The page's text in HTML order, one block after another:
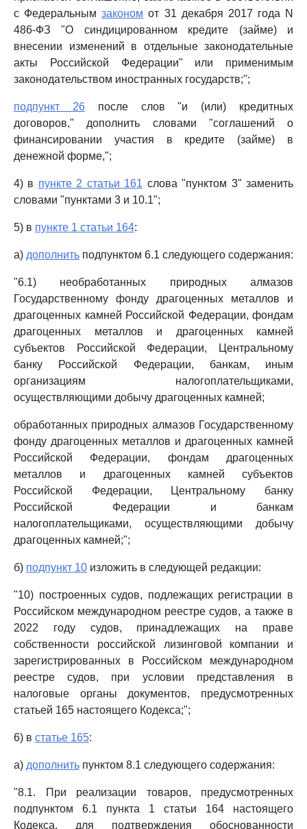
с Федеральнымзаконом от 31 декабря 2017 года N
486-ФЗ "О синдицированном кредите (займе) и
внесении изменений в отдельные законодательные
акты Российской Федерации" или применимым
законодательством иностранных государств;";
подпункт 26после слов "и (или) кредитных
договоров," дополнить словами "соглашений о
финансировании участия в кредите (займе) в
денежной форме,";
4) в пункте 2 статьи 161 слова "пунктом 3" заменить
словами "пунктами 3 и 10.1";
5) в пункте 1 статьи 164:
а) дополнить подпунктом 6.1 следующего содержания:
"6.1) необработанных природных алмазов
Государственному фонду драгоценных металлов и
драгоценных камней Российской Федерации, фондам
драгоценных металлов и драгоценных камней
субъектов Российской Федерации, Центральному
банку Российской Федерации, банкам, иным
организациям налогоплательщиками,
осуществляющими добычу драгоценных камней;
обработанных природных алмазов Государственному
фонду драгоценных металлов и драгоценных камней
Российской Федерации, фондам драгоценных
металлов и драгоценных камней субъектов
Российской Федерации, Центральному банку
Российской Федерации и банкам
налогоплательщиками, осуществляющими добычу
драгоценных камней;";
б) подпункт 10 изложить в следующей редакции:
"10) построенных судов, подлежащих регистрации в
Российском международном реестре судов, а также в
2022 году судов, принадлежащих на праве
собственности российской лизинговой компании и
зарегистрированных в Российском международном
реестре судов, при условии представления в
налоговые органы документов, предусмотренных
статьей 165 настоящего Кодекса;";
6) в статье 165:
а) дополнить пунктом 8.1 следующего содержания:
"8.1. При реализации товаров, предусмотренных
подпунктом 6.1 пункта 1 статьи 164 настоящего
Кодекса, для подтверждения обоснованности